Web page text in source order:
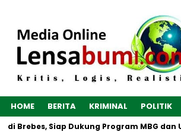
HOME BERITA KRIMINAL POLITIK
Brebes, Siap Dukung Program MBG dan